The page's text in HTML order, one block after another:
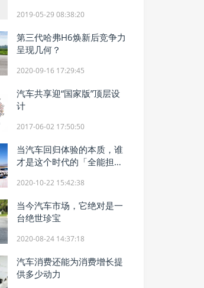
2019-05-29 08:38:20
第三代哈弗H6焕新后竞争力
呈现几何？
2020-09-16 17:29:45
汽车共享迎“国家版”顶层设
计
2017-06-02 17:50:50
当汽车回归体验的本质，谁
才是这个时代的「全能担
2020-10-22 15:42:38
当今汽车市场，它绝对是一
台绝世珍宝
2020-08-24 14:37:18
汽车消费还能为消费增长提
供多少动力